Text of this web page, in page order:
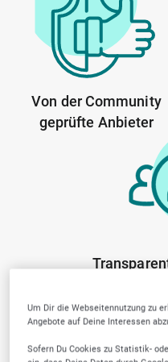
Von der Community
geprüfte Anbieter
Um Dir die Webseitennutzung zu
Angebote auf Deine Interessen
Sofern Du Cookies zu Statistik-